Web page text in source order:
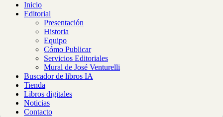
Inicio
Editorial
Presentación
Historia
Equipo
Cómo Publicar
Servicios Editoriales
Mural de José Venturelli
Buscador de libros IA
Tienda
Libros digitales
Noticias
Contacto